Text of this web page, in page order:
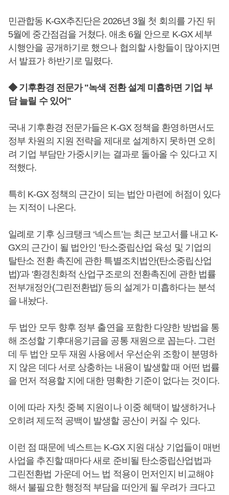
민관합동 K-GX추진단은 2026년 3월 첫 회의를 가진 뒤
5월에 중간점검을 거쳤다. 애초 6월 안으로 K-GX 세부
시행안을 공개하기로 했으나 협의할 사항들이 많아지면
서 발표가 하반기로 밀렸다.
◆ 기후환경 전문가 "녹색 전환 설계 미흡하면 기업 부
담 늘릴 수 있어"
국내 기후환경 전문가들은 K-GX 정책을 환영하면서도
정부 차원의 지원 전략을 제대로 설계하지 못하면 오히
려 기업 부담만 가중시키는 결과로 돌아올 수 있다고 지
적했다.
특히 K-GX 정책의 근간이 되는 법안 마련에 허점이 있다
는 지적이 나온다.
일례로 기후 싱크탱크 ‘넥스트’는 최근 보고서를 내고 K-
GX의 근간이 될 법안인 '탄소중립산업 육성 및 기업의
탈탄소 전환 촉진에 관한 특별조치법안(탄소중립산업
법)'과 '환경친화적 산업구조로의 전환촉진에 관한 법률
전부개정안(그린전환법)' 등의 설계가 미흡하다는 분석
을 내놨다.
두 법안 모두 향후 정부 출연을 포함한 다양한 방법을 통
해 조성할 기후대응기금을 공통 재원으로 꼽는다. 그런
데 두 법안 모두 재원 사용에서 우선순위 조항이 분명하
지 않은 데다 서로 상충하는 내용이 발생할 때 어떤 법률
을 먼저 적용할 지에 대한 명확한 기준이 없다는 것이다.
이에 따라 자칫 중복 지원이나 이중 혜택이 발생하거나
오히려 제도적 공백이 발생할 공산이 커질 수 있다.
이런 점 때문에 넥스트는 K-GX 지원 대상 기업들이 매번
사업을 추진할 때마다 새로 준비될 탄소중립산업법과
그린전환법 가운데 어느 법 적용이 먼저인지 비교해야
해서 불필요한 행정적 부담을 떠안게 될 우려가 크다고